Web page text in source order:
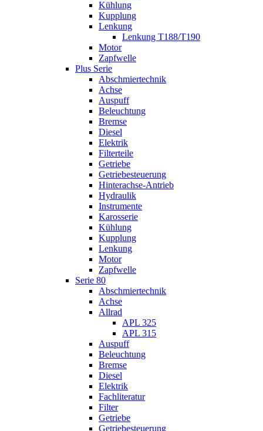
Kühlung
Kupplung
Lenkung
Lenkung T188/T190
Motor
Zapfwelle
Plus Serie
Abschmiertechnik
Achse
Auspuff
Beleuchtung
Bremse
Diesel
Elektrik
Filterteile
Getriebe
Getriebesteuerung
Hinterachse-Antrieb
Hydraulik
Instrumente
Karosserie
Kühlung
Kupplung
Lenkung
Motor
Zapfwelle
Serie 80
Abschmiertechnik
Achse
Allrad
APL 325
APL 315
Auspuff
Beleuchtung
Bremse
Diesel
Elektrik
Fachliteratur
Filter
Getriebe
Getriebesteuerung